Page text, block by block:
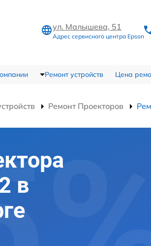
ул. Малышева, 51
Адрес сервисного центра Epson
Ремонт устройств Цена
Ремонт Проекторов
в